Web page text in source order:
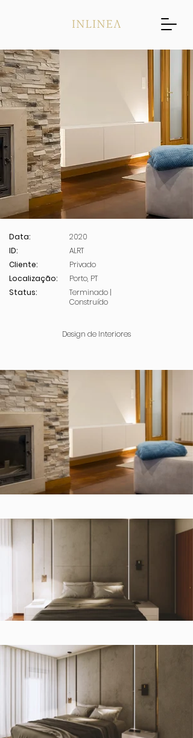
Data:
2020
ID:
ALRT
Cliente:
Privado
Localização:
Porto, PT
Status:
Terminado |
Construído
Design de Interiores